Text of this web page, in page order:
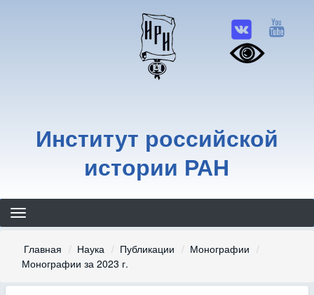
Институт российской
истории РАН
Строка
навигации
Главная Наука Публикации
Монографии
Монографии за 2023 г.